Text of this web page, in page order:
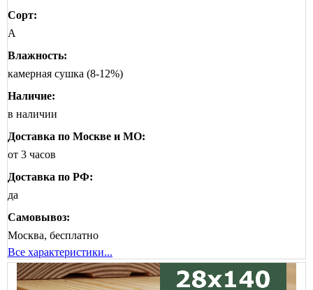
Сорт:
А
Влажность:
камерная сушка (8-12%)
Наличие:
в наличии
Доставка по Москве и МО:
от 3 часов
Доставка по РФ:
да
Самовывоз:
Москва, бесплатно
Все характеристики...